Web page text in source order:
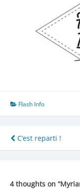
Flash Info
Navigation
de
C’est reparti !
4 thoughts on “